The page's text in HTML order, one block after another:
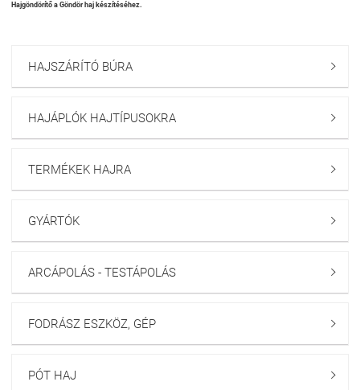
Hajgöndörítő a Göndör haj készítéséhez.
HAJSZÁRÍTÓ BÚRA 
HAJÁPLÓK HAJTÍPUSOKRA 
TERMÉKEK HAJRA 
GYÁRTÓK 
ARCÁPOLÁS - TESTÁPOLÁS 
FODRÁSZ ESZKÖZ, GÉP 
PÓT HAJ 